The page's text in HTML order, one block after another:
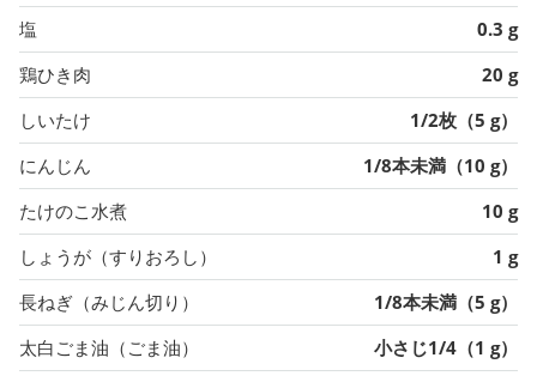
塩
0.3 g
鶏ひき肉
20 g
しいたけ
1/2枚（5 g）
にんじん
1/8本未満（10 g）
たけのこ水煮
10 g
しょうが（すりおろし）
1 g
長ねぎ（みじん切り）
1/8本未満（5 g）
太白ごま油（ごま油）
小さじ1/4（1 g）